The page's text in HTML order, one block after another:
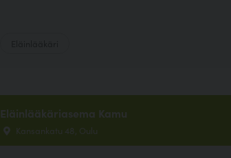
Eläinlääkäriasema Kamu
Kansankatu 48, Oulu